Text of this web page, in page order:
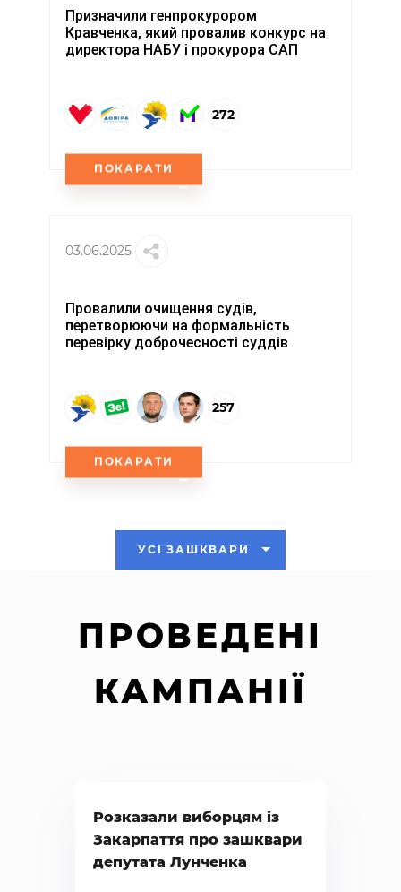
Призначили генпрокурором
Кравченка, який провалив конкурс на
директора НАБУ і прокурора САП
272
ПОКАРАТИ
03.06.2025
Провалили очищення судів,
перетворюючи на формальність
перевірку доброчесності суддів
257
ПОКАРАТИ
УСІ ЗАШКВАРИ
ПРОВЕДЕНІ
КАМПАНІЇ
Розказали виборцям із
Закарпаття про зашквари
депутата Лунченка